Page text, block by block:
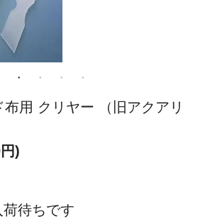
用 クリヤー （旧アクアリ
)
待ちです